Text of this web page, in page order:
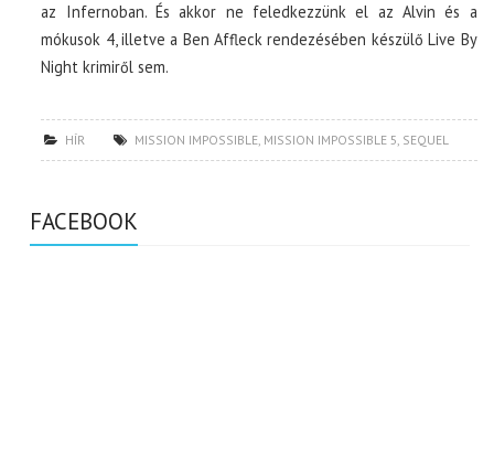
az Infernoban. És akkor ne feledkezzünk el az Alvin és a
mókusok 4, illetve a Ben Affleck rendezésében készülő Live By
Night krimiről sem.
HÍR MISSION IMPOSSIBLE MISSION IMPOSSIBLE 5 SEQUEL
FACEBOOK